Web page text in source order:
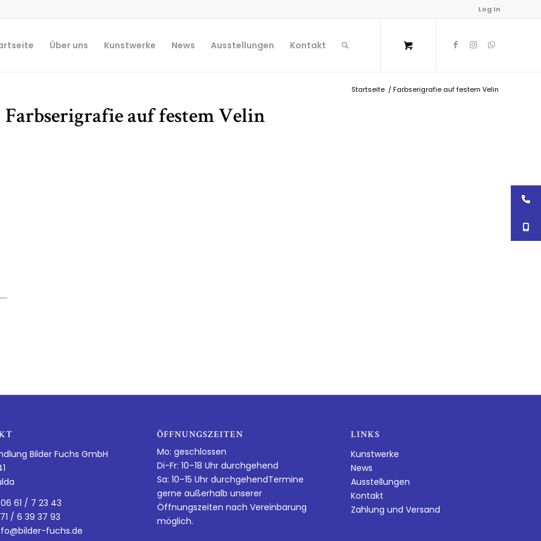
Log In
Über uns Kunstwerke News Ausstellungen Kontakt
Startseite /Farbserigrafie auf festem Velin
Farbserigrafie auf festem Velin
Bilder Fuchs GmbH
61 / 7 23 43
/ 6 39 37 93
fuchs.de
ÖFFNUNGSZEITEN
Mo: geschlossen
Di-Fr: 10–18 Uhr durchgehend
Sa: 10–15 Uhr durchgehendTermine
gerne außerhalb unserer
Öffnungszeiten nach Vereinbarung
möglich.
LINKS
Kunstwerke
News
Ausstellungen
Kontakt
Zahlung und Versand